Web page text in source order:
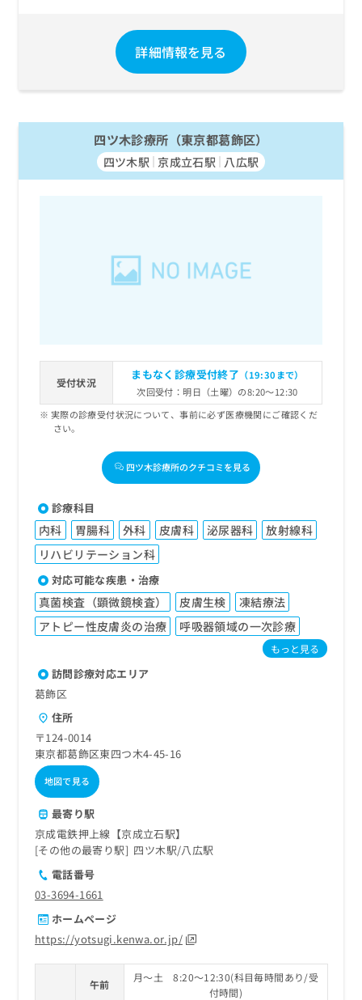
詳細情報を見る
四ツ木診療所（東京都葛飾区）
四ツ木駅 京成立石駅 八広駅
受付状況
まもなく診療受付終了 （19:30まで）
次回受付：明日（土曜）の8:20～12:30
実際の診療受付状況について、事前に必ず医療機関にご確認くだ
さい。
四ツ木診療所のクチコミを見る
診療科目
内科 胃腸科 外科 皮膚科 泌尿器科
放射線科
リハビリテーション科
対応可能な疾患・治療
真菌検査（顕微鏡検査） 皮膚生検
凍結療法
アトピー性皮膚炎の治療
呼吸器領域の一次診療
もっと見る
訪問診療対応エリア
葛飾区
住所
〒124-0014
東京都葛飾区東四つ木4-45-16
地図で見る
最寄り駅
京成電鉄押上線【京成立石駅】
その他の最寄り駅
四ツ木駅 八広駅
電話番号
03-3694-1661
ホームページ
https://yotsugi.kenwa.or.jp/
午前
月～土 8:20～12:30(科目毎時間あり/受
付時間)